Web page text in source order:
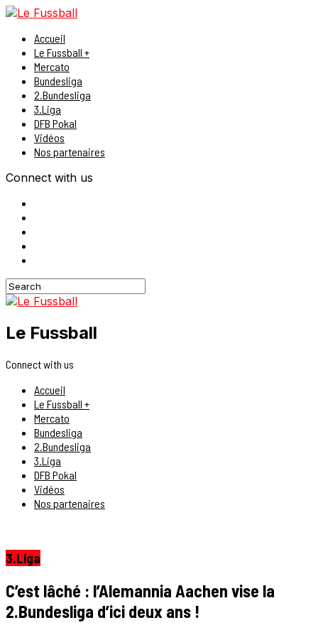
Accueil
Le Fussball +
Mercato
Bundesliga
2.Bundesliga
3.Liga
DFB Pokal
Vidéos
Nos partenaires
Connect with us
Le Fussball
Connect with us
Accueil
Le Fussball +
Mercato
Bundesliga
2.Bundesliga
3.Liga
DFB Pokal
Vidéos
Nos partenaires
3.Liga
C’est lâché : l’Alemannia Aachen vise la
2.Bundesliga d’ici deux ans !